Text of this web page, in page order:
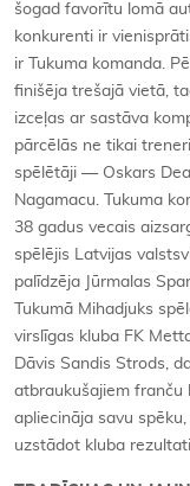
šogad favorītu lomā
konkurenti ir
ir Tukuma komanda.
finišēja trešajā vietā,
izceļas ar sastāva
pārcēlās ne tikai
spēlētāji — Oskars
Nagamacu. Tukuma
38 gadus vecais
spēlējis Latvijas
palīdzēja Jūrmalas
Tukumā Mihadjuks
virslīgas kluba FK
Dāvis Sandis Strods,
atbraukušajiem franču
apliecināja savu
uzstādot kluba